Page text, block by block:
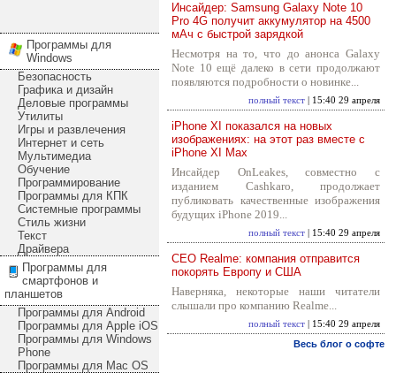
Программы для
Windows
Безопасность
Графика и дизайн
Деловые программы
Утилиты
Игры и развлечения
Интернет и сеть
Мультимедиа
Обучение
Программирование
Программы для КПК
Системные программы
Стиль жизни
Текст
Драйвера
Программы для
смартфонов и
планшетов
Программы для Android
Программы для Apple iOS
Программы для Windows
Phone
Программы для Mac OS
Инсайдер: Samsung Galaxy Note 10
Pro 4G получит аккумулятор на 4500
мАч с быстрой зарядкой
Несмотря на то, что до анонса Galaxy
Note 10 ещё далеко в сети продолжают
появляются подробности о новинке...
полный текст | 15:40 29 апреля
iPhone XI показался на новых
изображениях: на этот раз вместе с
iPhone XI Max
Инсайдер OnLeakes, совместно с
изданием Cashkaro, продолжает
публиковать качественные изображения
будущих iPhone 2019...
полный текст | 15:40 29 апреля
CEO Realme: компания отправится
покорять Европу и США
Наверняка, некоторые наши читатели
слышали про компанию Realme...
полный текст | 15:40 29 апреля
Весь блог о софте